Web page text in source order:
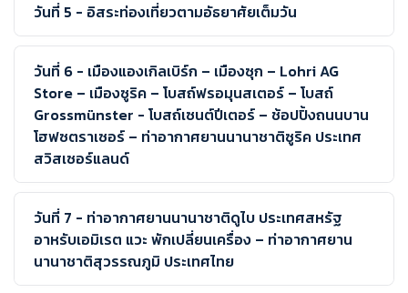
วันที่ 5 - อิสระท่องเที่ยวตามอัธยาศัยเต็มวัน
วันที่ 6 - เมืองแองเกิลเบิร์ก – เมืองซุก – Lohri AG
Store – เมืองซูริค – โบสถ์ฟรอมุนสเตอร์ – โบสถ์
Grossmünster - โบสถ์เซนต์ปีเตอร์ – ช้อปปิ้งถนนบาน
โฮฟซตราเซอร์ – ท่าอากาศยานนานาชาติซูริค ประเทศ
สวิสเซอร์แลนด์
วันที่ 7 - ท่าอากาศยานนานาชาติดูไบ ประเทศสหรัฐ
อาหรับเอมิเรต แวะ พักเปลี่ยนเครื่อง – ท่าอากาศยาน
นานาชาติสุวรรณภูมิ ประเทศไทย